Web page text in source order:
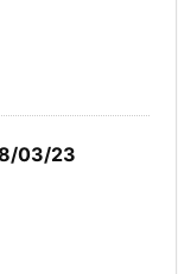
03/23